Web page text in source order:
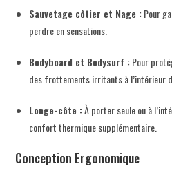
Sauvetage côtier et Nage : Pour
perdre en sensations.
Bodyboard et Bodysurf : Pour
des frottements irritants à l’intérieur
Longe-côte :À porter seule ou à
confort thermique supplémentaire.
Conception Ergonomique